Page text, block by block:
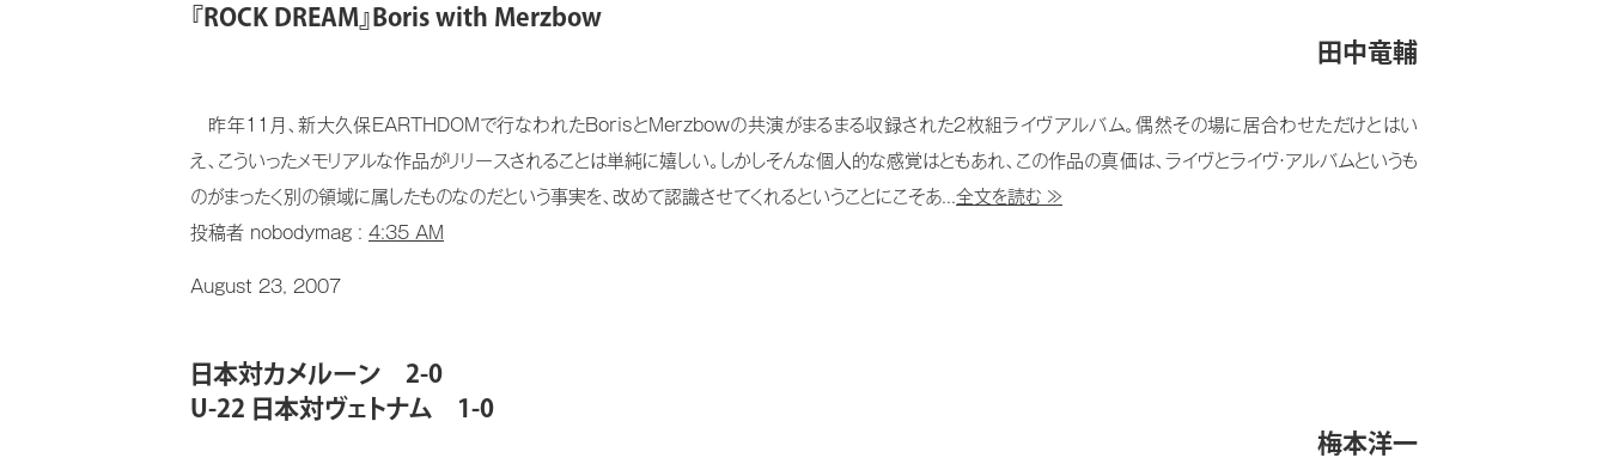
『ROCK DREAM』Boris with Merzbow
田中竜輔
昨年11月、新大久保EARTHDOMで行なわれたBorisとMerzbowの共演がまるまる収録された2枚組ライヴアルバム。偶然その場に居合わせただけとはい
え、こういったメモリアルな作品がリリースされることは単純に嬉しい。しかしそんな個人的な感覚はともあれ、この作品の真価は、ライヴとライヴ・アルバムというも
のがまったく別の領域に属したものなのだという事実を、改めて認識させてくれるということにこそあ...全文を読む ≫
投稿者 nobodymag : 4:35 AM
August 23, 2007
日本対カメルーン 2-0
U-22 日本対ヴェトナム 1-0
梅本洋一